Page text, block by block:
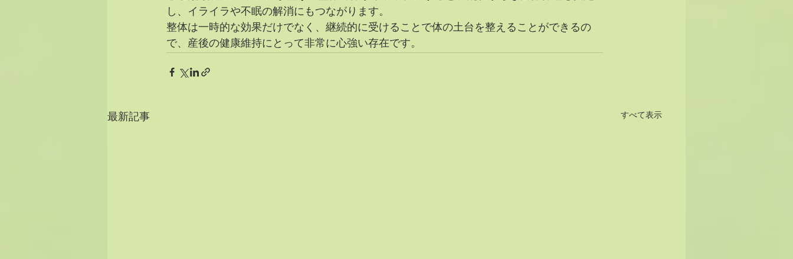
し、イライラや不眠の解消にもつながります。
整体は一時的な効果だけでなく、継続的に受けることで体の土台を整えることができるの
で、産後の健康維持にとって非常に心強い存在です。
最新記事 すべて表示